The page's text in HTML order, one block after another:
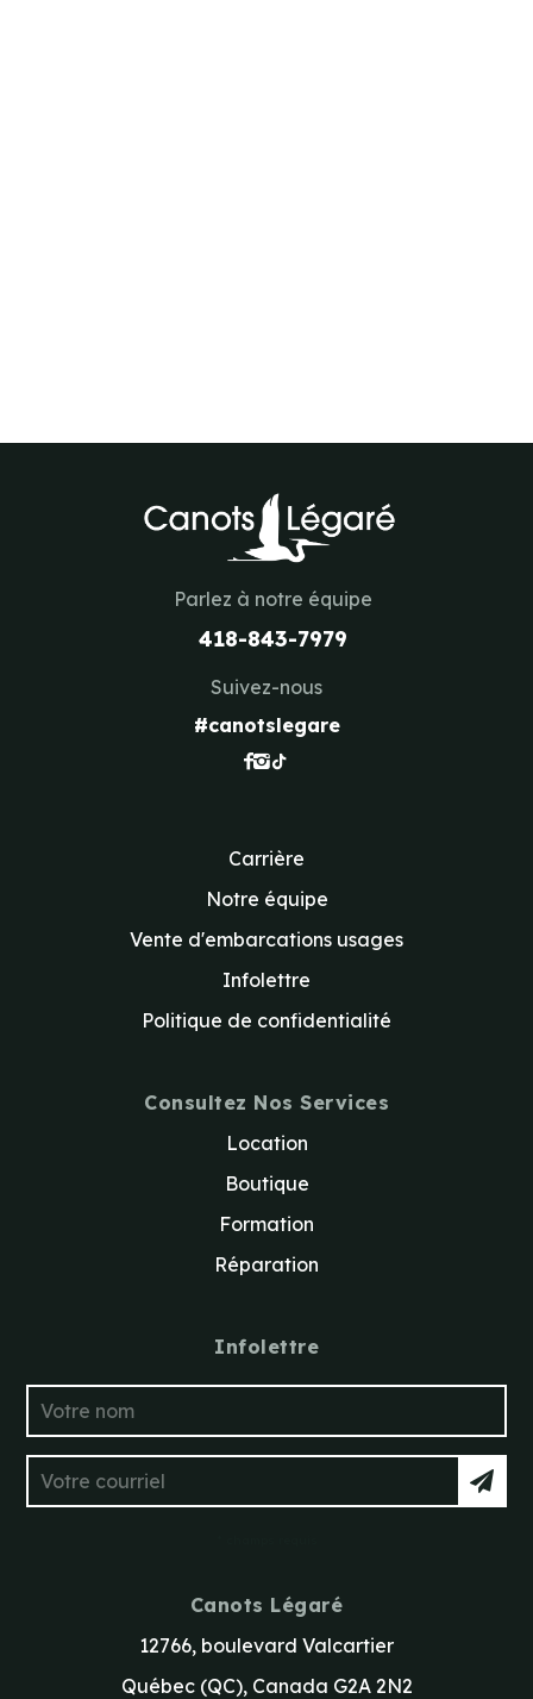
Parlez à notre équipe
418-843-7979
Suivez-nous
#canotslegare
Carrière
Notre équipe
Vente d'embarcations usages
Infolettre
Politique de confidentialité
Consultez Nos Services
Location
Boutique
Formation
Réparation
Infolettre
Canots Légaré
12766, boulevard Valcartier
Québec (QC), Canada G2A 2N2